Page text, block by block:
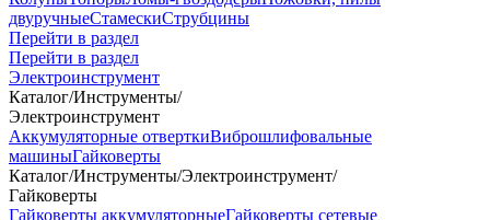
двуручныеСтамескиСтрубцины
Перейти в раздел
Перейти в раздел
Электроинструмент
Каталог/Инструменты/
Электроинструмент
Аккумуляторные отверткиВиброшлифовальные
машиныГайковерты
Каталог/Инструменты/Электроинструмент/
Гайковерты
Гайковерты аккумуляторныеГайковерты сетевые